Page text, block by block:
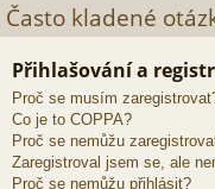
Často kladené
Přihlašování a
Proč se musím
Co je to COPPA?
Proč se nemůžu
Zaregistroval jsem se, ale
Proč se nemůžu přihlásit?